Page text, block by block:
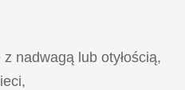
nadwagą lub otyłością,